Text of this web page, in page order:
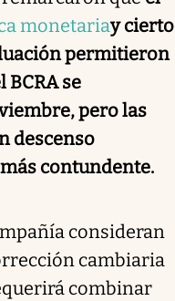
monetariay cierto
permitieron
BCRA se
pero las
descenso
contundente.
consideran
cambiaria
combinar